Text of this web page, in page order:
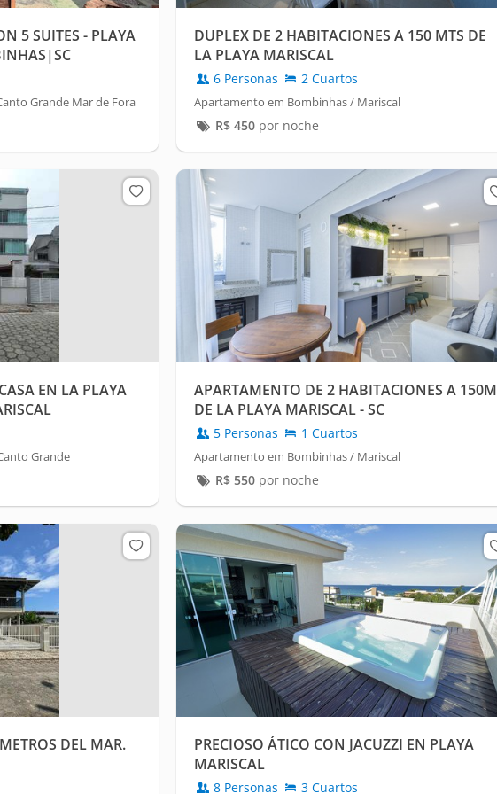
5 SUITES - PLAYA
Grande Mar de Fora
DUPLEX DE 2 HABITACIONES A 150 MTS DE
LA PLAYA MARISCAL
6 Personas 2 Cuartos
Apartamento em Bombinhas / Mariscal
R$ 450por noche
EN LA PLAYA
Grande
APARTAMENTO DE 2 HABITACIONES A 150M
DE LA PLAYA MARISCAL - SC
5 Personas 1 Cuartos
Apartamento em Bombinhas / Mariscal
R$ 550por noche
DEL MAR.
PRECIOSO ÁTICO CON JACUZZI EN PLAYA
MARISCAL
8 Personas 3 Cuartos